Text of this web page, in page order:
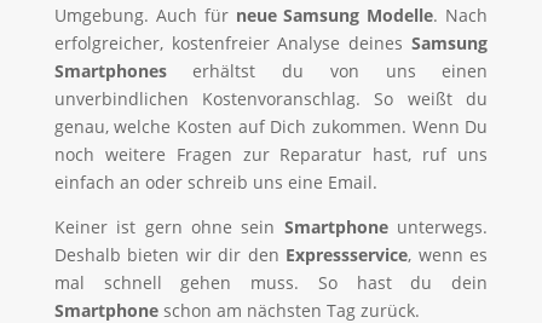
Umgebung. Auch für neue Samsung Modelle. Nach
erfolgreicher, kostenfreier Analyse deinesSamsung
Smartphoneserhältst du von uns einen
unverbindlichen Kostenvoranschlag. So weißt du
genau, welche Kosten auf Dich zukommen. Wenn Du
noch weitere Fragen zur Reparatur hast, ruf uns
einfach an oder schreib uns eine Email.
Keiner ist gern ohne sein Smartphoneunterwegs.
Deshalb bieten wir dir den Expressservice, wenn es
mal schnell gehen muss. So hast du dein
Smartphoneschon am nächsten Tag zurück.